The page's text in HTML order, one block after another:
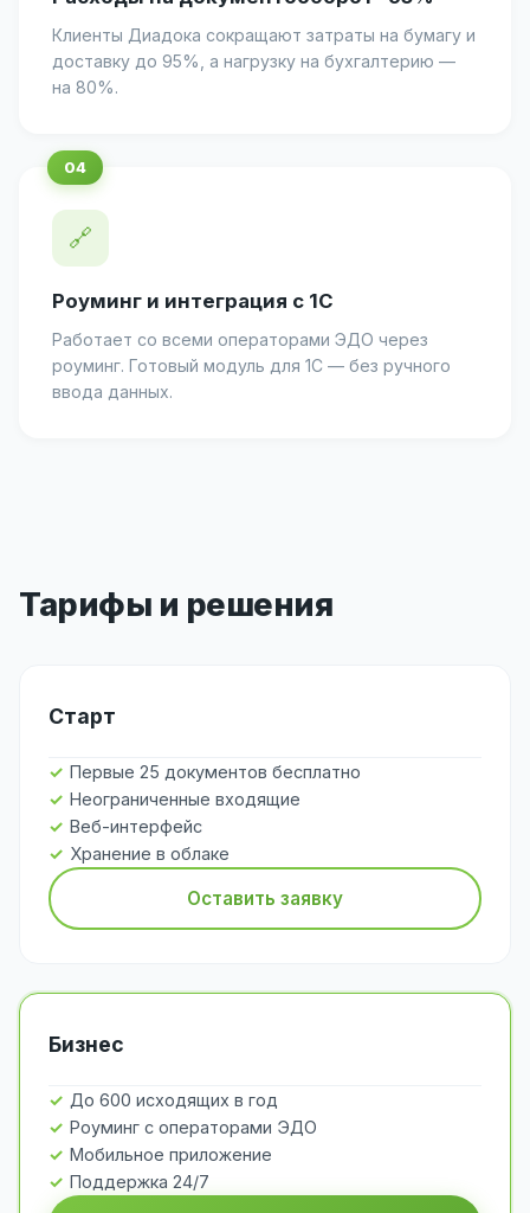
Клиенты Диадока сокращают затраты на бумагу и
доставку до 95%, а нагрузку на бухгалтерию —
на 80%.
🔗
Роуминг и интеграция с 1С
Работает со всеми операторами ЭДО через
роуминг. Готовый модуль для 1С — без ручного
ввода данных.
Тарифы и решения
Старт
Первые 25 документов бесплатно
Неограниченные входящие
Веб-интерфейс
Хранение в облаке
Оставить заявку
Бизнес
До 600 исходящих в год
Роуминг с операторами ЭДО
Мобильное приложение
Поддержка 24/7